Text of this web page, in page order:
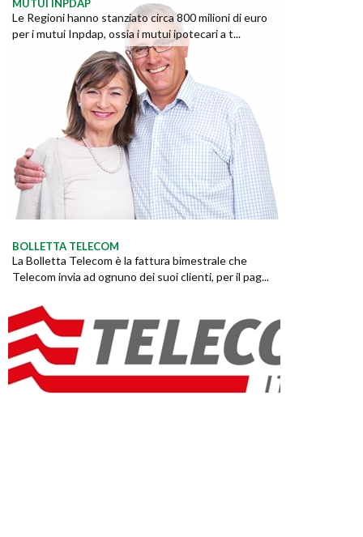
MUTUI INPDAP
Le Regioni hanno stanziato circa 800 milioni di euro
per i mutui Inpdap, ossia i mutui ipotecari a t...
BOLLETTA TELECOM
La Bolletta Telecom è la fattura bimestrale che
Telecom invia ad ognuno dei suoi clienti, per il pag...